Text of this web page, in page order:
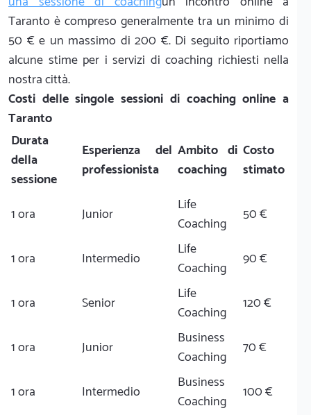
Taranto è compreso generalmente tra un minimo di
50 € e un massimo di 200 €. Di seguito riportiamo
alcune stime per i servizi di coaching richiesti nella
nostra città.
Costi delle singole sessioni di coaching online a
Taranto
Durata
della
sessione
Esperienza del
professionista
Ambito di
coaching
Costo
stimato
1 ora Junior
Life
Coaching
50 €
1 ora Intermedio
Life
Coaching
90 €
1 ora Senior
Life
Coaching
120 €
1 ora Junior
Business
Coaching
70 €
1 ora Intermedio
Business
Coaching
100 €